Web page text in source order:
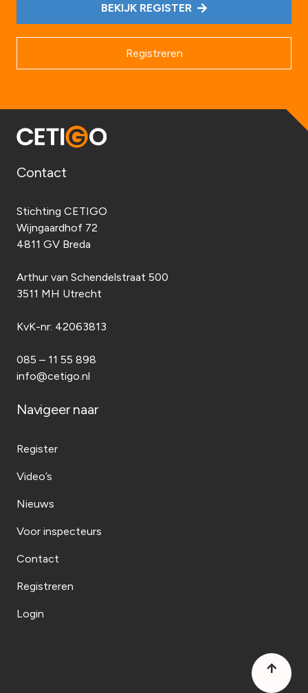
BEKIJK REGISTER
Registreren
Contact
Stichting CETIGO
Wijngaardhof 72
4811 GV Breda
Arthur van Schendelstraat 500
3511 MH Utrecht
KvK-nr: 42063813
085 – 11 55 898
info@cetigo.nl
Navigeer naar
Register
Video’s
Nieuws
Voor inspecteurs
Contact
Registreren
Login